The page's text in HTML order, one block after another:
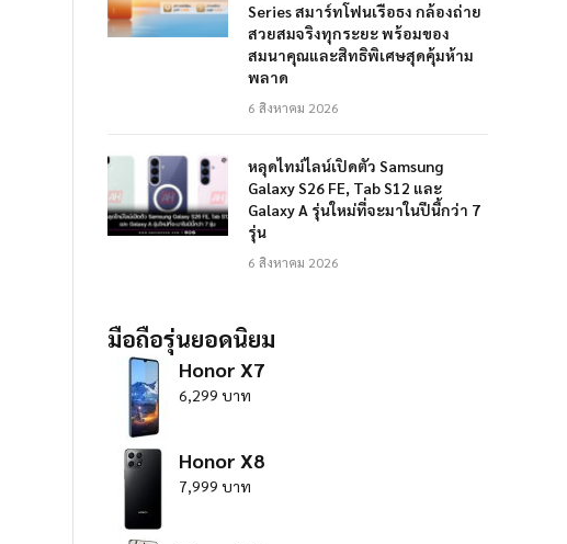
Series สมาร์ทโฟนเรือธง กล้องถ่าย
สวยสมจริงทุกระยะ พร้อมของ
สมนาคุณและสิทธิพิเศษสุดคุ้มห้าม
พลาด
6 สิงหาคม 2026
หลุดไทม์ไลน์เปิดตัว Samsung
Galaxy S26 FE, Tab S12 และ
Galaxy A รุ่นใหม่ที่จะมาในปีนี้กว่า 7
รุ่น
6 สิงหาคม 2026
มือถือรุ่นยอดนิยม
Honor X7
6,299 บาท
Honor X8
7,999 บาท